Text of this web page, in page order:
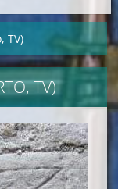
TV)
TV)